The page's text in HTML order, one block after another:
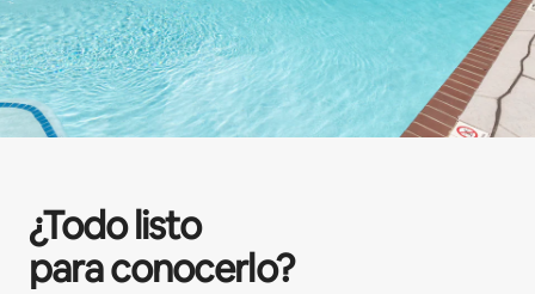
¿Todo listo
para conocerlo?